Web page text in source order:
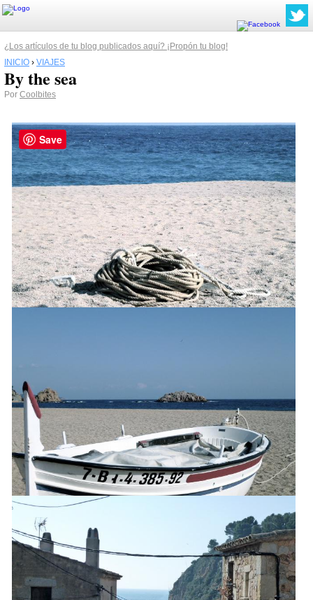
¿Los artículos de tu blog publicados aquí? ¡Propón tu blog!
INICIO › VIAJES
By the sea
Por Coolbites
Save